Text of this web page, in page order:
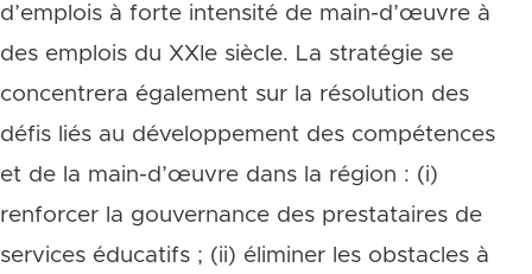
d’emplois à forte intensité de main-d’œuvre à
des emplois du XXIe siècle. La stratégie se
concentrera également sur la résolution des
défis liés au développement des compétences
et de la main-d’œuvre dans la région : (i)
renforcer la gouvernance des prestataires de
services éducatifs ; (ii) éliminer les obstacles à